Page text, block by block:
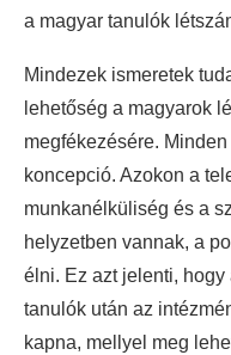
a magyar tanulók
Mindezek ismeretek
lehetőség a magyarok
megfékezésére.
koncepció. Azokon a
munkanélküliség és a
helyzetben vannak, a
élni. Ez azt jelenti,
tanulók után az
kapna, mellyel meg